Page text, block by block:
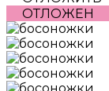
ОТЛОЖЕН